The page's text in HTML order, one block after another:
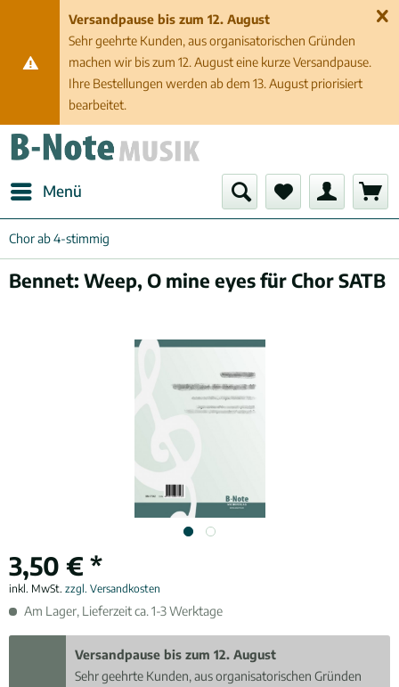
Versandpause bis zum 12. August
Sehr geehrte Kunden, aus organisatorischen Gründen
machen wir bis zum 12. August eine kurze Versandpause.
Ihre Bestellungen werden ab dem 13. August priorisiert
bearbeitet.
Menü
Chor ab 4-stimmig
Bennet: Weep, O mine eyes für Chor SATB
3,50 € *
inkl. MwSt. zzgl. Versandkosten
Am Lager, Lieferzeit ca. 1-3 Werktage
Versandpause bis zum 12. August
Sehr geehrte Kunden, aus organisatorischen Gründen